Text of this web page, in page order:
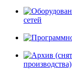
сетей
производства)